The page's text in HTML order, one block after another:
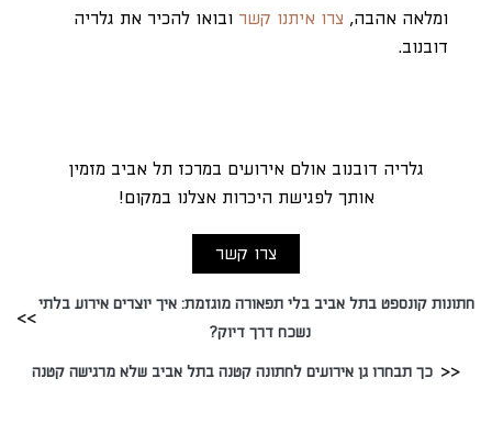
ומלאה אהבה, צרו איתנו קשר ובואו להכיר את גלריה
דובנוב.
גלריה דובנוב אולם אירועים במרכז תל אביב מזמין
אותך לפגישת היכרות אצלנו במקום!
צרו קשר
חתונות קונספט בתל אביב בלי תפאורה מוגזמת: איך יוצרים אירוע בלתי
נשכח דרך דיוק?
כך תבחרו גן אירועים לחתונה קטנה בתל אביב שלא מרגישה קטנה